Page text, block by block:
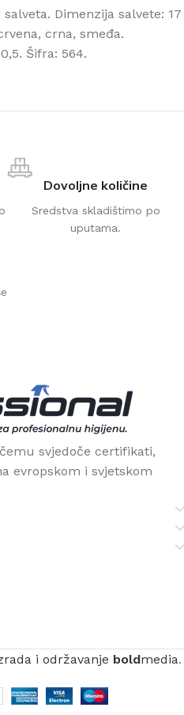
Dimenzija salvete: 17
crna, smeđa.
Šifra: 564.
Dovoljne količine
Sredstva skladištimo po
uputama.
svjedoče certifikati,
evropskom i svjetskom
i održavanje boldmedia.